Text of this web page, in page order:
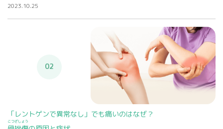
2023.10.25
02
「レントゲンで異常なし」でも痛いのはなぜ？
こつざしょう